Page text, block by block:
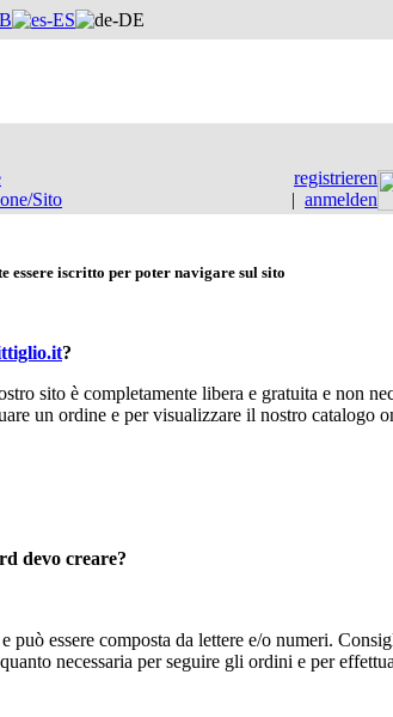
Sito
registrieren
| anmelden
essere iscritto per poter navigare sul sito
?
sito è completamente libera e gratuita e non
un ordine e per visualizzare il nostro catalogo
devo creare?
può essere composta da lettere e/o numeri.
necessaria per seguire gli ordini e per